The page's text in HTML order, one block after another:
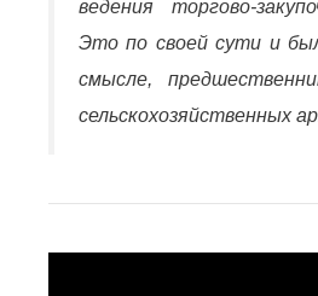
ведения торгово-
Это по своей сути и
смысле,
сельскохозяйственных